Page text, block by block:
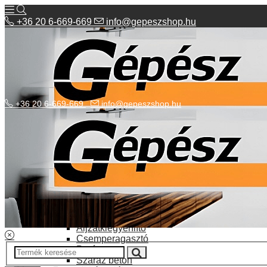
+36 20 6-669-669 info@gepeszshop.hu
Kategóriák menü
Bolhapiac
Burkolatok
Elektromos fűtés
Építkezés, fejújítás
Alapozó festék
Aljzatkiegyenlítő
Csemperagasztó
Poráru
Száraz beton
+36 20 6-669-669 info@gepeszshop.hu